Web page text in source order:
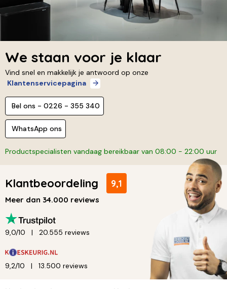
We staan voor je klaar
Vind snel en makkelijk je antwoord op onze
Klantenservicepagina
Bel ons - 0226 - 355 340
WhatsApp ons
Productspecialisten vandaag bereikbaar van 08:00 - 22:00 uur
Klantbeoordeling 9,1
Meer dan 34.000 reviews
9,0/10 20.555 reviews
9,2/10 13.500 reviews